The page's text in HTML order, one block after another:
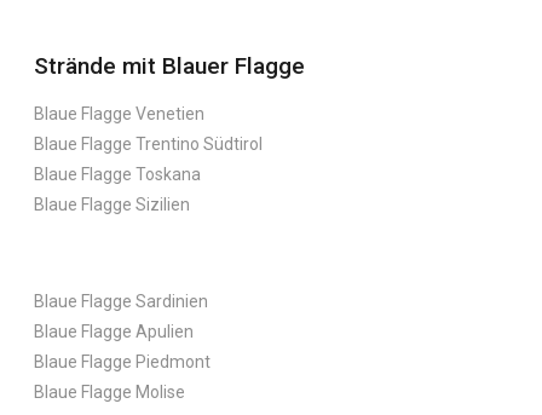
Strände mit Blauer Flagge
Blaue Flagge Venetien
Blaue Flagge Trentino Südtirol
Blaue Flagge Toskana
Blaue Flagge Sizilien
Blaue Flagge Sardinien
Blaue Flagge Apulien
Blaue Flagge Piedmont
Blaue Flagge Molise